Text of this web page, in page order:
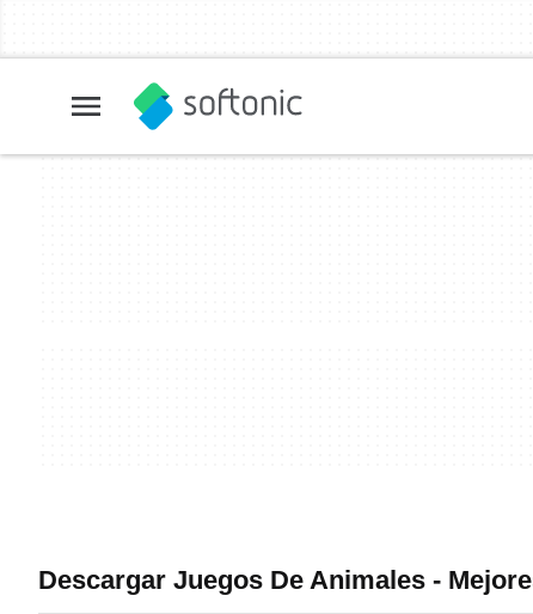
Descargar Juegos De Animales -